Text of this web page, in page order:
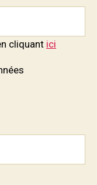
cliquant ici